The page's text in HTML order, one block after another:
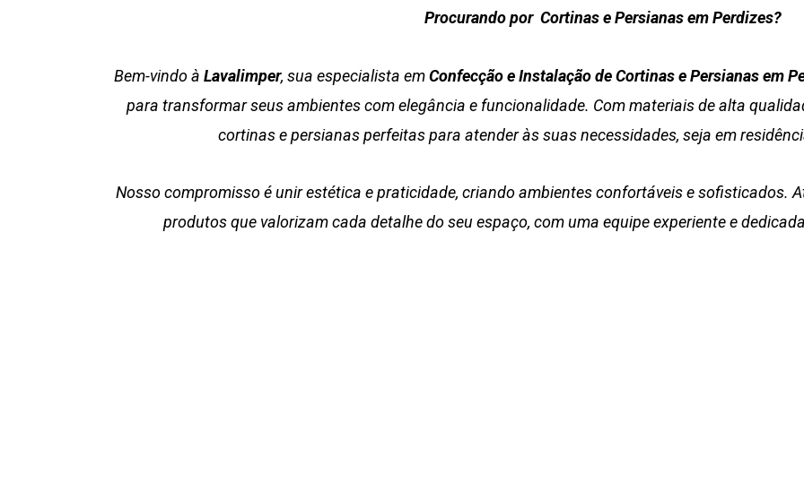
Procurando por Cortinas e Persianas em Perdizes?
Bem-vindo à Lavalimper, sua especialista emConfecção e Instalação de Cortinas e Persianas em
para transformar seus ambientes com elegância e funcionalidade. Com materiais de alta
cortinas e persianas perfeitas para atender às suas necessidades, seja em
Nosso compromisso é unir estética e praticidade, criando ambientes confortáveis e sofisticados.
produtos que valorizam cada detalhe do seu espaço, com uma equipe experiente e